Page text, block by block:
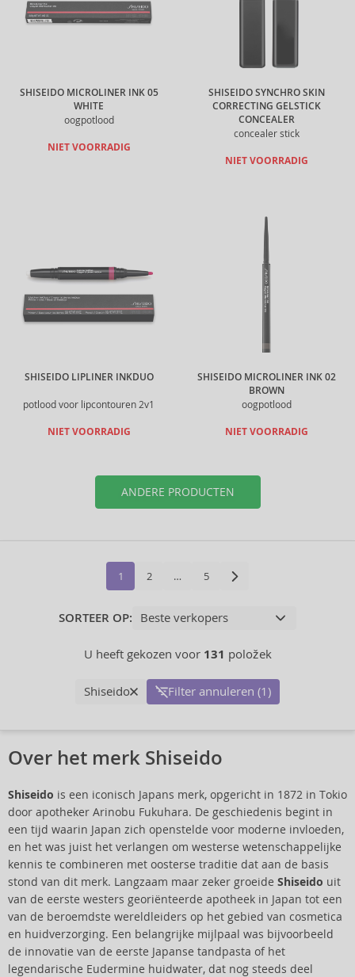
SHISEIDO MICROLINER INK 05
WHITE
oogpotlood
NIET VOORRADIG
SHISEIDO SYNCHRO SKIN
CORRECTING GELSTICK
CONCEALER
concealer stick
NIET VOORRADIG
SHISEIDO LIPLINER INKDUO
potlood voor lipcontouren 2v1
NIET VOORRADIG
SHISEIDO MICROLINER INK 02
BROWN
oogpotlood
NIET VOORRADIG
ANDERE PRODUCTEN
1 2 … 5
SORTEER OP:
U heeft gekozen voor 131 položek
Shiseido Filter annuleren (1)
Over het merk Shiseido
Shiseido is een iconisch Japans merk, opgericht in 1872 in Tokio
door apotheker Arinobu Fukuhara. De geschiedenis begint in
een tijd waarin Japan zich openstelde voor moderne invloeden,
en het was juist het verlangen om westerse wetenschappelijke
kennis te combineren met oosterse traditie dat aan de basis
stond van dit merk. Langzaam maar zeker groeide Shiseido uit
van de eerste westers georiënteerde apotheek in Japan tot een
van de beroemdste wereldleiders op het gebied van cosmetica
en huidverzorging. Een belangrijke mijlpaal was bijvoorbeeld
de innovatie van de eerste Japanse tandpasta of het
legendarische Eudermine huidwater, dat nog steeds deel